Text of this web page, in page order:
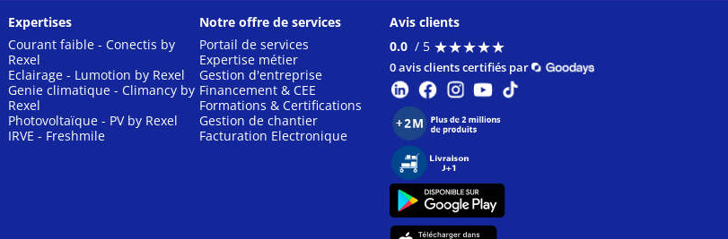
Expertises
Courant faible - Conectis by
Rexel
Eclairage - Lumotion by Rexel
Genie climatique - Climancy by
Rexel
Photovoltaïque - PV by Rexel
IRVE - Freshmile
Notre offre de services
Portail de services
Expertise métier
Gestion d'entreprise
Financement & CEE
Formations & Certifications
Gestion de chantier
Facturation Electronique
Avis clients
0.0 / 5 ★★★★★
★★★★★
0 avis clients certifiés par